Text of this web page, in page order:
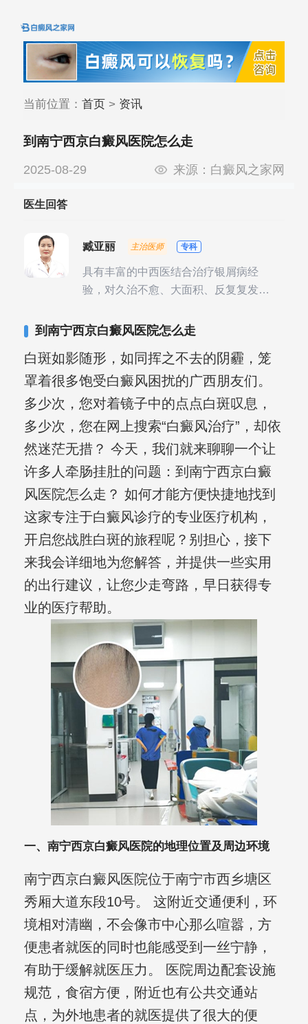
当前位置： 首页> 资讯
到南宁西京白癜风医院怎么走
2025-08-29 来源： 白癜风之家网
医生回答
臧亚丽 主治医师 专科
具有丰富的中西医结合治疗银屑病经
验，对久治不愈、大面积、反复复发性
到南宁西京白癜风医院怎么走
白斑如影随形，如同挥之不去的阴霾，笼
罩着很多饱受白癜风困扰的广西朋友们。
多少次，您对着镜子中的点点白斑叹息，
多少次，您在网上搜索“白癜风治疗”，却依
然迷茫无措？ 今天，我们就来聊聊一个让
许多人牵肠挂肚的问题：到南宁西京白癜
风医院怎么走？ 如何才能方便快捷地找到
这家专注于白癜风诊疗的专业医疗机构，
开启您战胜白斑的旅程呢？别担心，接下
来我会详细地为您解答，并提供一些实用
的出行建议，让您少走弯路，早日获得专
业的医疗帮助。
一、南宁西京白癜风医院的地理位置及周边环境
南宁西京白癜风医院位于南宁市西乡塘区
秀厢大道东段10号。 这附近交通便利，环
境相对清幽，不会像市中心那么喧嚣，方
便患者就医的同时也能感受到一丝宁静，
有助于缓解就医压力。 医院周边配套设施
规范，食宿方便，附近也有公共交通站
点，为外地患者的就医提供了很大的便